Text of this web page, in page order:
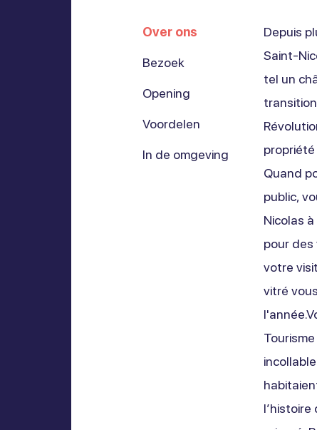
Over ons
Bezoek
Opening
Voordelen
In de omgeving
Depuis
Saint-
tel un
Quand
public,
Nicolas
pour des
votre
vitré